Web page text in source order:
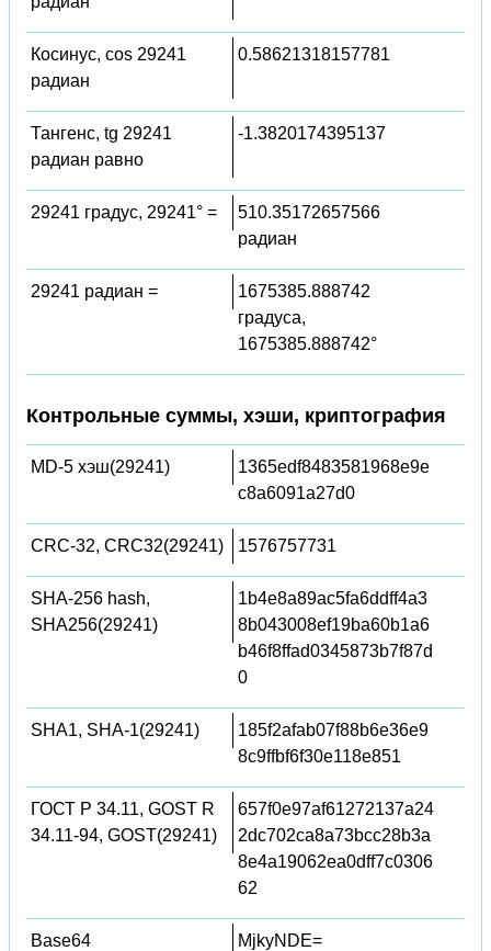
Косинус, cos 29241
радиан
0.58621318157781
Тангенс, tg 29241
радиан равно
-1.3820174395137
29241 градус, 29241° =
510.35172657566
радиан
29241 радиан =
1675385.888742
градуса,
1675385.888742°
Контрольные суммы, хэши, криптография
MD-5 хэш(29241)
1365edf8483581968e9e
c8a6091a27d0
CRC-32, CRC32(29241) 1576757731
SHA-256 hash,
SHA256(29241)
1b4e8a89ac5fa6ddff4a3
8b043008ef19ba60b1a6
b46f8ffad0345873b7f87d
0
SHA1, SHA-1(29241)
185f2afab07f88b6e36e9
8c9ffbf6f30e118e851
ГОСТ Р 34.11, GOST R
34.11-94, GOST(29241)
657f0e97af61272137a24
2dc702ca8a73bcc28b3a
8e4a19062ea0dff7c0306
62
Base64 MjkyNDE=